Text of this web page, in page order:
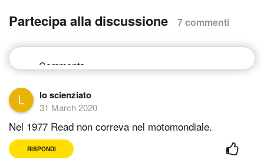
Partecipa alla discussione 7 commenti
lo scienziato
31 March 2020
Nel 1977 Read non correva nel motomondiale.
RISPONDI